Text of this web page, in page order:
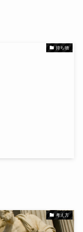
持ち物
考え方